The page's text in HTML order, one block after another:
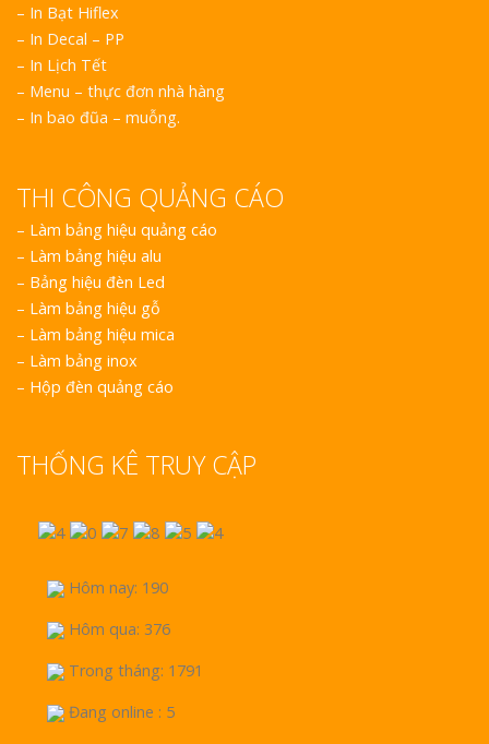
– In Bạt Hiflex
– In Decal – PP
– In Lịch Tết
– Menu – thực đơn nhà hàng
– In bao đũa – muỗng.
THI CÔNG QUẢNG CÁO
– Làm bảng hiệu quảng cáo
– Làm bảng hiệu alu
– Bảng hiệu đèn Led
– Làm bảng hiệu gỗ
– Làm bảng hiệu mica
– Làm bảng inox
– Hộp đèn quảng cáo
THỐNG KÊ TRUY CẬP
Hôm nay: 190
Hôm qua: 376
Trong tháng: 1791
Đang online : 5